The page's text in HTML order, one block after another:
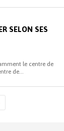
SELON SES
le centre de
de...